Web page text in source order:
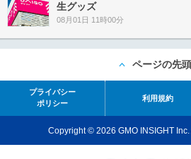
生グッズ
08月01日 11時00分
ページの先
プライバシー
ポリシー
利用規約
Copyright © 2026 GMO INSIGHT Inc.